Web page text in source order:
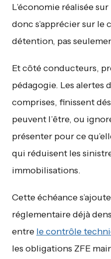
L’économie réalisée
donc s’apprécier sur le
détention, pas
Et côté conducteurs,
pédagogie. Les alertes
comprises, finissent
peuvent l’être, ou
présenter pour ce
qui réduisent les
immobilisations.
Cette échéance
réglementaire déjà
entre le contrôle
les obligations ZFE